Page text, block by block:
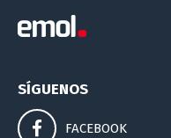
SÍGUENOS
FACEBOOK